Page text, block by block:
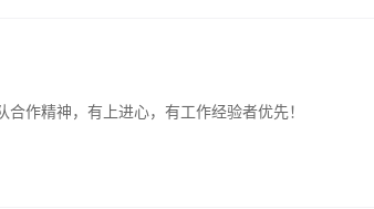
作精神，有上进心，有工作经验者优先！